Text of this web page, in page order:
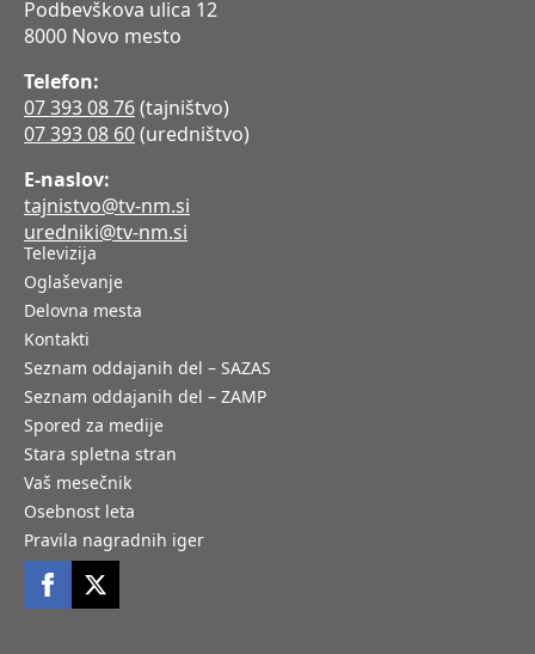
Podbevškova ulica 12
8000 Novo mesto
Telefon:
07 393 08 76(tajništvo)
07 393 08 60(uredništvo)
E-naslov:
tajnistvo@tv-nm.si
uredniki@tv-nm.si
Televizija
Oglaševanje
Delovna mesta
Kontakti
Seznam oddajanih del – SAZAS
Seznam oddajanih del – ZAMP
Spored za medije
Stara spletna stran
Vaš mesečnik
Osebnost leta
Pravila nagradnih iger